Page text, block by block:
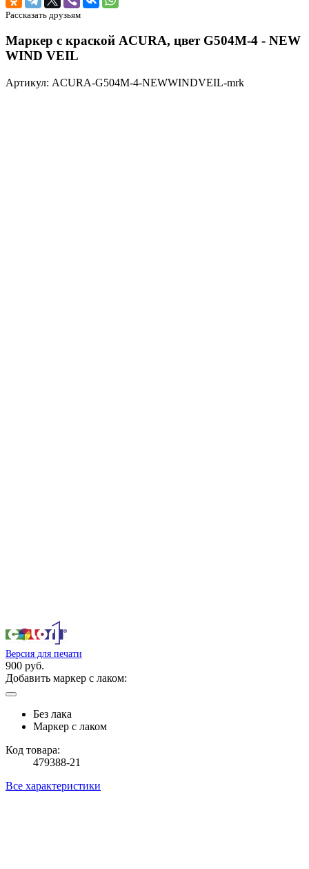
Рассказать друзьям
Маркер с краской ACURA, цвет G504M-4 - NEW
WIND VEIL
Артикул: ACURA-G504M-4-NEWWINDVEIL-mrk
Версия для печати
900 руб.
Добавить маркер с лаком:
Без лака
Маркер с лаком
Код товара:
479388-21
Все характеристики